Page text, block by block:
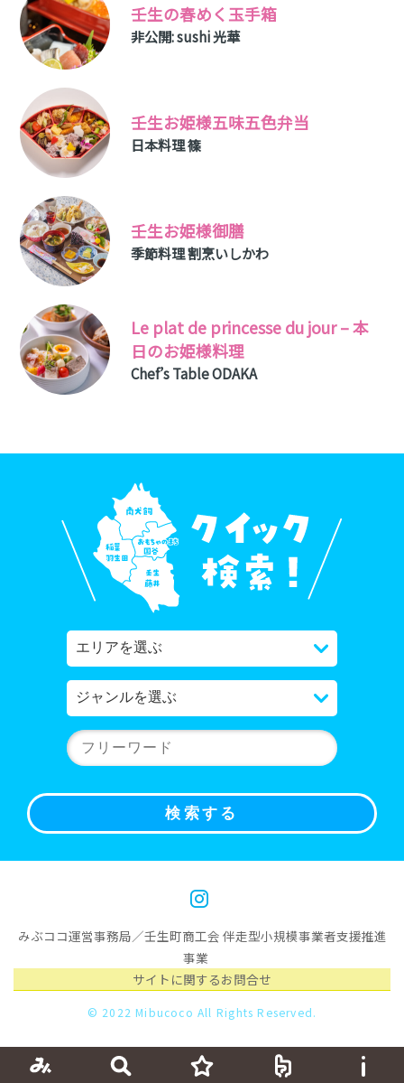
壬生の春めく玉手箱
非公開: sushi 光華
壬生お姫様五味五色弁当
日本料理 篠
壬生お姫様御膳
季節料理 割烹いしかわ
Le plat de princesse du jour – 本
日のお姫様料理
Chef’s Table ODAKA
みぶココ運営事務局／壬生町商工会 伴走型小規模事業者支援推進
事業
サイトに関するお問合せ
© 2022 Mibucoco All Rights Reserved.